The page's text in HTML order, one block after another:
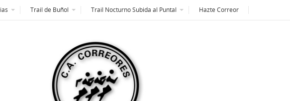
Trail de Buñol Trail Nocturno Subida al Puntal Hazte Correor